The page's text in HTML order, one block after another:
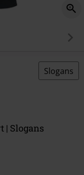
Slogans
| Slogans